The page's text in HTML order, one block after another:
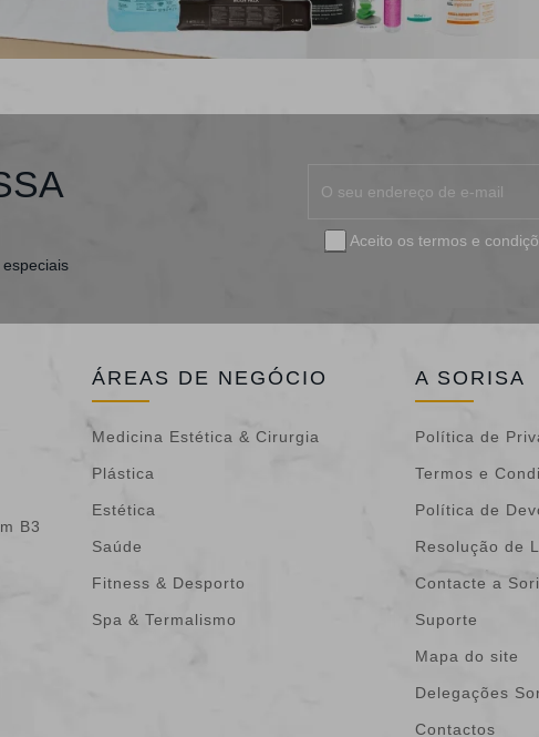
Aceito os termos e
B3
ÁREAS DE NEGÓCIO
Medicina Estética & Cirurgia
Plástica
Estética
Saúde
Fitness & Desporto
Spa & Termalismo
A SORISA
Política de
Termos e
Política de
Resolução de
Contacte a
Suporte
Mapa do site
Delegações
Contactos